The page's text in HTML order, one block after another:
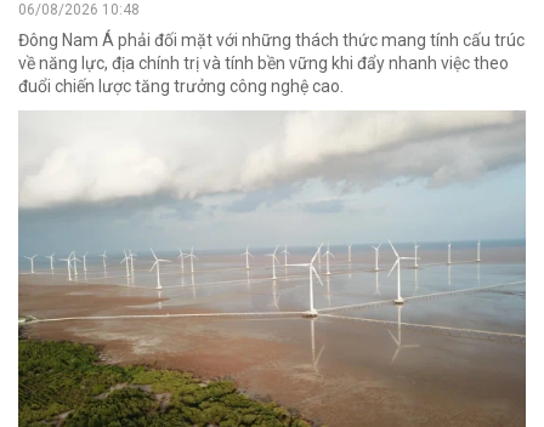
06/08/2026 10:48
Đông Nam Á phải đối mặt với những thách thức mang tính cấu trúc
về năng lực, địa chính trị và tính bền vững khi đẩy nhanh việc theo
đuổi chiến lược tăng trưởng công nghệ cao.